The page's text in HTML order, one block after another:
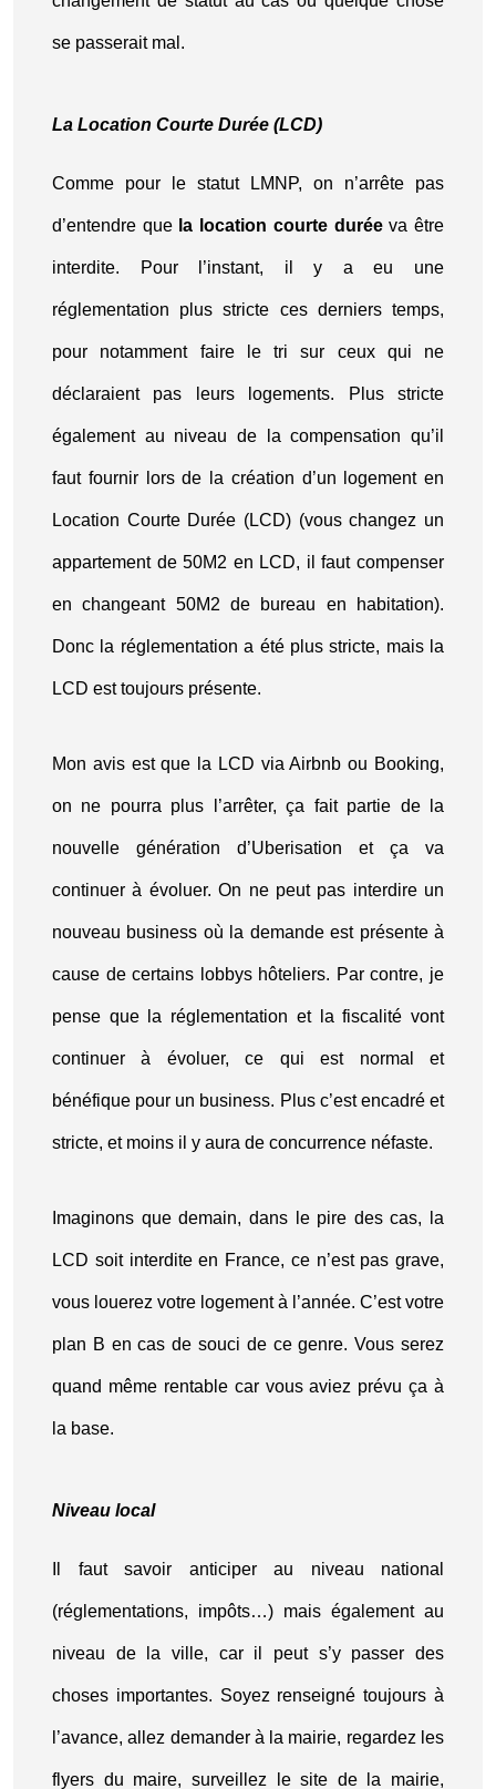
se passerait mal.
La Location Courte Durée (LCD)
Comme pour le statut LMNP, on n’arrête pas
d’entendre quela location courte duréeva être
interdite. Pour l’instant, il y a eu une
réglementation plus stricte ces derniers temps,
pour notamment faire le tri sur ceux qui ne
déclaraient pas leurs logements. Plus stricte
également au niveau de la compensation qu’il
faut fournir lors de la création d’un logement en
Location Courte Durée (LCD) (vous changez un
appartement de 50M2 en LCD, il faut compenser
en changeant 50M2 de bureau en habitation).
Donc la réglementation a été plus stricte, mais la
LCD est toujours présente.
Mon avis est que la LCD via Airbnb ou Booking,
on ne pourra plus l’arrêter, ça fait partie de la
nouvelle génération d’Uberisation et ça va
continuer à évoluer. On ne peut pas interdire un
nouveau business où la demande est présente à
cause de certains lobbys hôteliers. Par contre, je
pense que la réglementation et la fiscalité vont
continuer à évoluer, ce qui est normal et
bénéfique pour un business. Plus c’est encadré et
stricte, et moins il y aura de concurrence néfaste.
Imaginons que demain, dans le pire des cas, la
LCD soit interdite en France, ce n’est pas grave,
vous louerez votre logement à l’année. C’est votre
plan B en cas de souci de ce genre. Vous serez
quand même rentable car vous aviez prévu ça à
la base.
Niveau local
Il faut savoir anticiper au niveau national
(réglementations, impôts…) mais également au
niveau de la ville, car il peut s’y passer des
choses importantes. Soyez renseigné toujours à
l’avance, allez demander à la mairie, regardez les
flyers du maire, surveillez le site de la mairie,